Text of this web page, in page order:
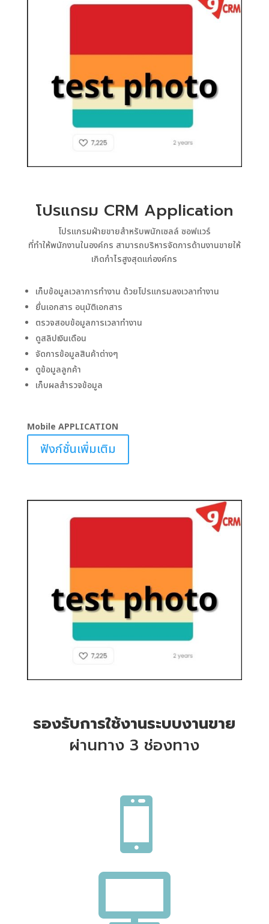
โปรแกรม CRM Application
โปรแกรมฝ่ายขายสำหรับพนักเซลล์ ซอฟแวร์
ที่ทำให้พนักงานในองค์กร สามารถบริหารจัดการด้านงานขายให้
เกิดกำไรสูงสุดแก่องค์กร
เก็บข้อมูลเวลาการทำงาน ด้วยโปรแกรมลงเวลาทำงาน
ยื่นเอกสาร อนุมัติเอกสาร
ตรวจสอบข้อมูลการเวลาทำงาน
ดูสลิปเงินเดือน
จัดการข้อมูลสินค้าต่างๆ
ดูข้อมูลลูกค้า
เก็บผลสำรวจข้อมูล
Mobile APPLICATION
ฟังก์ชั่นเพิ่มเติม
รองรับการใช้งานระบบงานขาย
ผ่านทาง 3 ช่องทาง

